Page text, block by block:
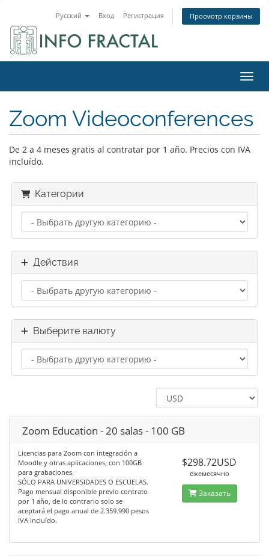
Русский Вход Регистрация Просмотр корзины
Zoom Videoconferences
De 2 a 4 meses gratis al contratar por 1 año. Precios con IVA
incluído.
Категории
Действия
Выберите валюту
Zoom Education - 20 salas - 100 GB
Licencias para Zoom con integración a
Moodle y otras aplicaciones, con 100GB
para grabaciones.
SÓLO PARA UNIVERSIDADES O ESCUELAS.
Pago mensual disponible previo contrato
por 1 año, de lo contrario solo se
aceptará el pago anual de 2.359.990 pesos
IVA incluído.
$298.72USD
ежемесячно
Заказать